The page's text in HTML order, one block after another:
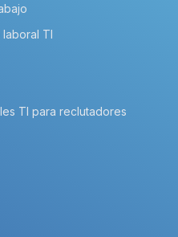
TI
TI para reclutadores